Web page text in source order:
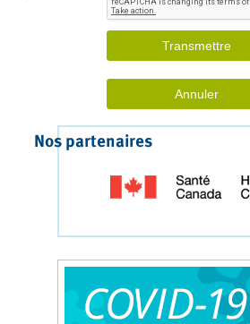
Nos partenaires